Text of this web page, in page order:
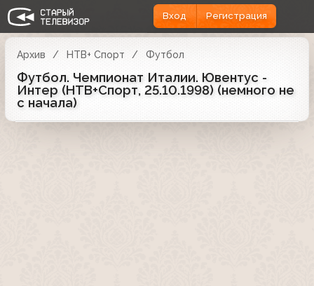
Вход Регистрация
Архив НТВ+ Спорт Футбол
Футбол. Чемпионат Италии. Ювентус -
Интер (НТВ+Спорт, 25.10.1998) (немного не
с начала)